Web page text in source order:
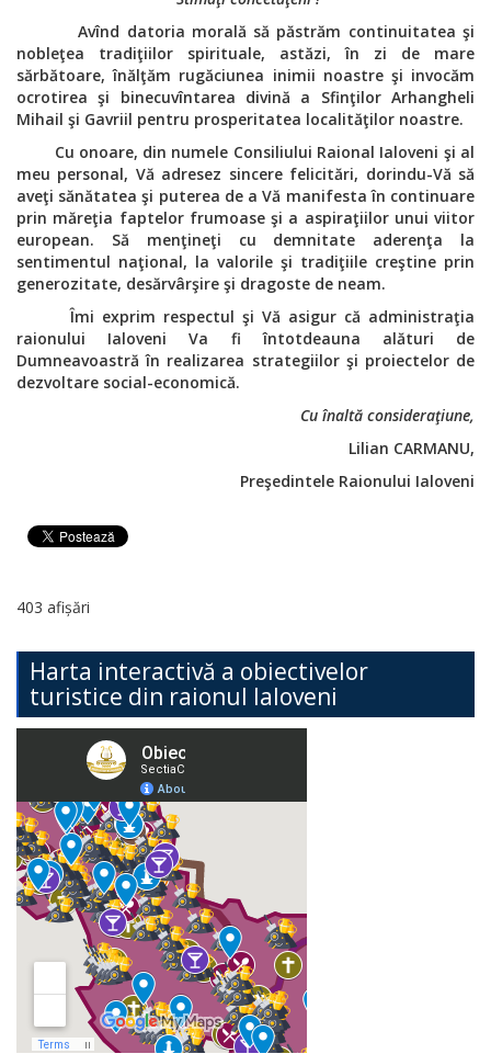
Avînd datoria morală să păstrăm continuitatea şi
nobleţea tradiţiilor spirituale, astăzi, în zi de mare
sărbătoare, înălţăm rugăciunea inimii noastre şi invocăm
ocrotirea şi binecuvîntarea divină a Sfinţilor Arhangheli
Mihail şi Gavriil pentru prosperitatea localităţilor noastre.
Cu onoare, din numele Consiliului Raional Ialoveni şi al
meu personal, Vă adresez sincere felicitări, dorindu-Vă să
aveţi sănătatea şi puterea de a Vă manifesta în continuare
prin măreţia faptelor frumoase şi a aspiraţiilor unui viitor
european. Să menţineţi cu demnitate aderenţa la
sentimentul naţional, la valorile şi tradiţiile creştine prin
generozitate, desărvârşire şi dragoste de neam.
Îmi exprim respectul şi Vă asigur că administraţia
raionului Ialoveni Va fi întotdeauna alături de
Dumneavoastră în realizarea strategiilor şi proiectelor de
dezvoltare social-economică.
Cu înaltă consideraţiune,
Lilian CARMANU,
Preşedintele Raionului Ialoveni
403 afișări
Harta interactivă a obiectivelor
turistice din raionul Ialoveni